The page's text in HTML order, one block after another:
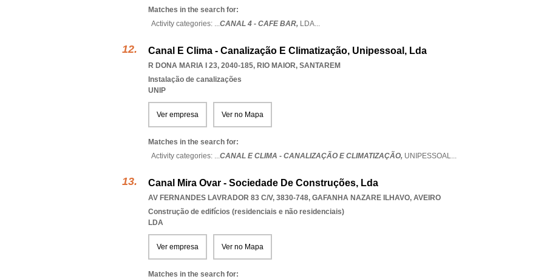
Matches in the search for:
Activity categories: ...CANAL 4 - CAFE BAR, LDA...
Canal E Clima - Canalização E Climatização, Unipessoal, Lda
R DONA MARIA I 23, 2040-185, RIO MAIOR, SANTAREM
Instalação de canalizações
UNIP
Ver empresa Ver no Mapa
Matches in the search for:
Activity categories: ...CANAL E CLIMA - CANALIZAÇÃO E CLIMATIZAÇÃO, UNIPESSOAL...
Canal Mira Ovar - Sociedade De Construções, Lda
AV FERNANDES LAVRADOR 83 C/V, 3830-748, GAFANHA NAZARE ILHAVO, AVEIRO
Construção de edifícios (residenciais e não residenciais)
LDA
Ver empresa Ver no Mapa
Matches in the search for: